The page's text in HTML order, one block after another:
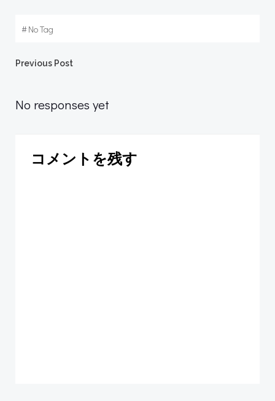
#No Tag
Post
navigation
Previous Post
No responses yet
コメントを残す